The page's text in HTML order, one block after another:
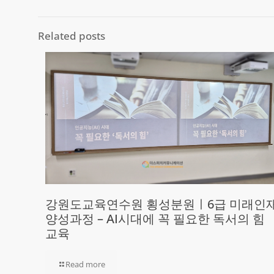
Related posts
강원도교육연수원 횡성분원ㅣ6급 미래인
양성과정 – AI시대에 꼭 필요한 독서의 힘
교육
Read more